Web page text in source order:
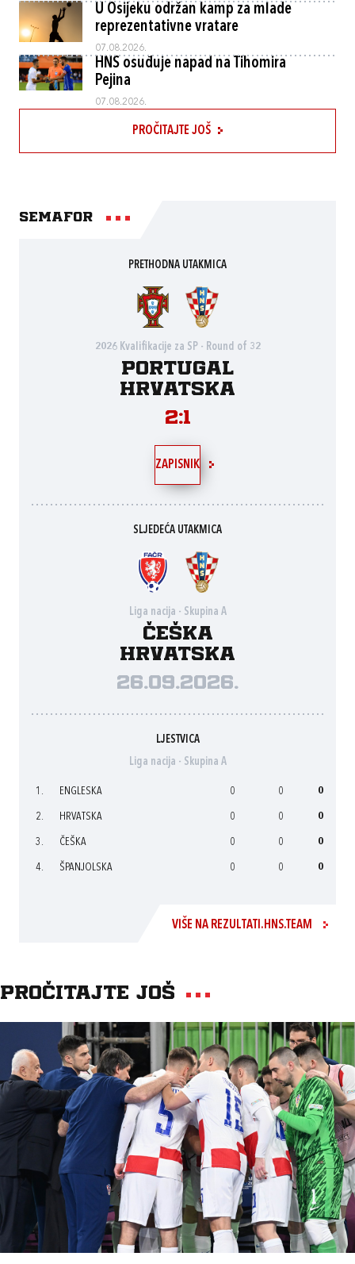
U Osijeku održan kamp za mlade
reprezentativne vratare
07.08.2026.
HNS osuđuje napad na Tihomira
Pejina
07.08.2026.
PROČITAJTE JOŠ
Semafor
PRETHODNA UTAKMICA
2026 Kvalifikacije za SP - Round of 32
Portugal
Hrvatska
2:1
ZAPISNIK
SLJEDEĆA UTAKMICA
Liga nacija - Skupina A
Češka
Hrvatska
26.09.2026.
LJESTVICA
Liga nacija - Skupina A
1. ENGLESKA 0 0 0
2. HRVATSKA 0 0 0
3. ČEŠKA 0 0 0
4. ŠPANJOLSKA 0 0 0
VIŠE NA REZULTATI.HNS.TEAM
Pročitajte još